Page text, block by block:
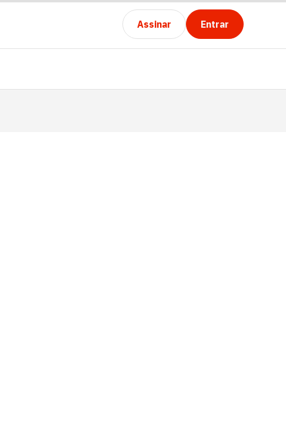
Assinar Entrar